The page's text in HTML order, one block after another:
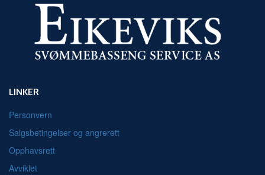
LINKER
Personvern
Salgsbetingelser og angrerett
Opphavsrett
Avviklet